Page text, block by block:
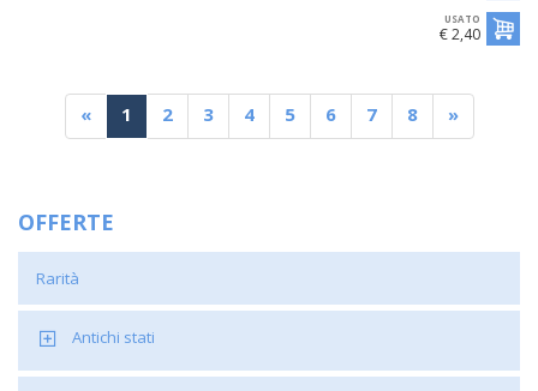
OFFERTE
Rarità
Antichi stati
USATO
€ 2,40
« 1 2 3 4 5 6 7 8 »